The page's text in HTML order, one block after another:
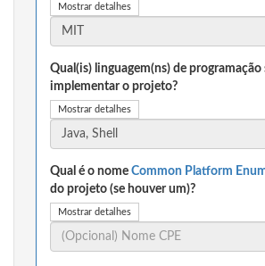
Mostrar detalhes
Qual(is) linguagem(ns) de programação
implementar o projeto?
Mostrar detalhes
Qual é o nome Common Platform
do projeto (se houver um)?
Mostrar detalhes